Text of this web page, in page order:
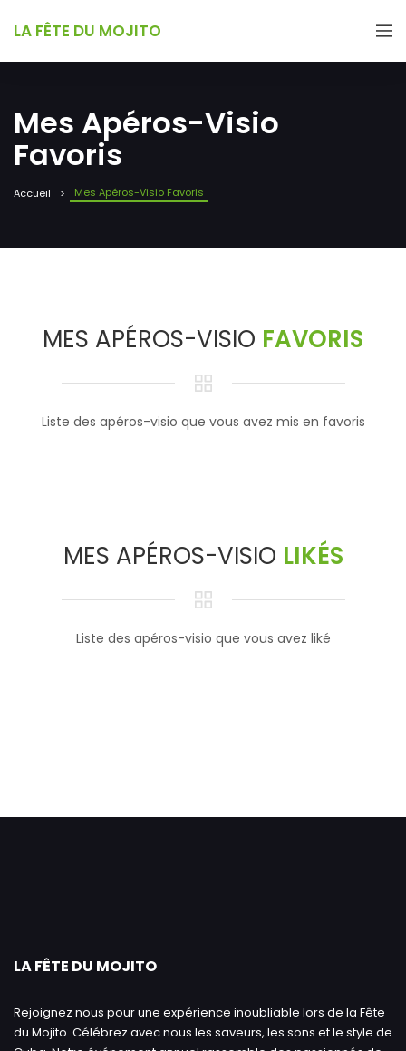
LA FÊTE DU MOJITO
Mes Apéros-Visio
Favoris
Accueil Mes Apéros-Visio Favoris
MES APÉROS-VISIO FAVORIS
Liste des apéros-visio que vous avez mis en favoris
MES APÉROS-VISIO LIKÉS
Liste des apéros-visio que vous avez liké
LA FÊTE DU MOJITO
Rejoignez nous pour une expérience inoubliable lors de la Fête
du Mojito. Célébrez avec nous les saveurs, les sons et le style de